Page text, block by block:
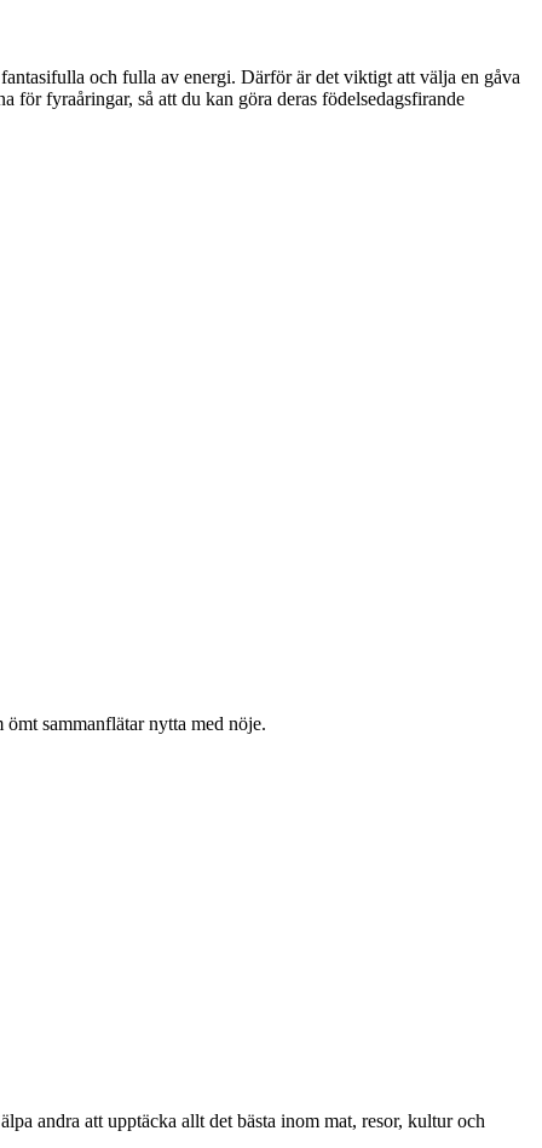
och fulla av energi. Därför är det viktigt att välja en gåva
för fyraåringar, så att du kan göra deras födelsedagsfirande
sammanflätar nytta med nöje.
andra att upptäcka allt det bästa inom mat, resor, kultur och